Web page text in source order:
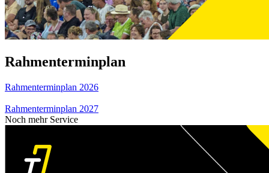
Rahmenterminplan
Rahmenterminplan 2026
Rahmenterminplan 2027
Noch mehr Service